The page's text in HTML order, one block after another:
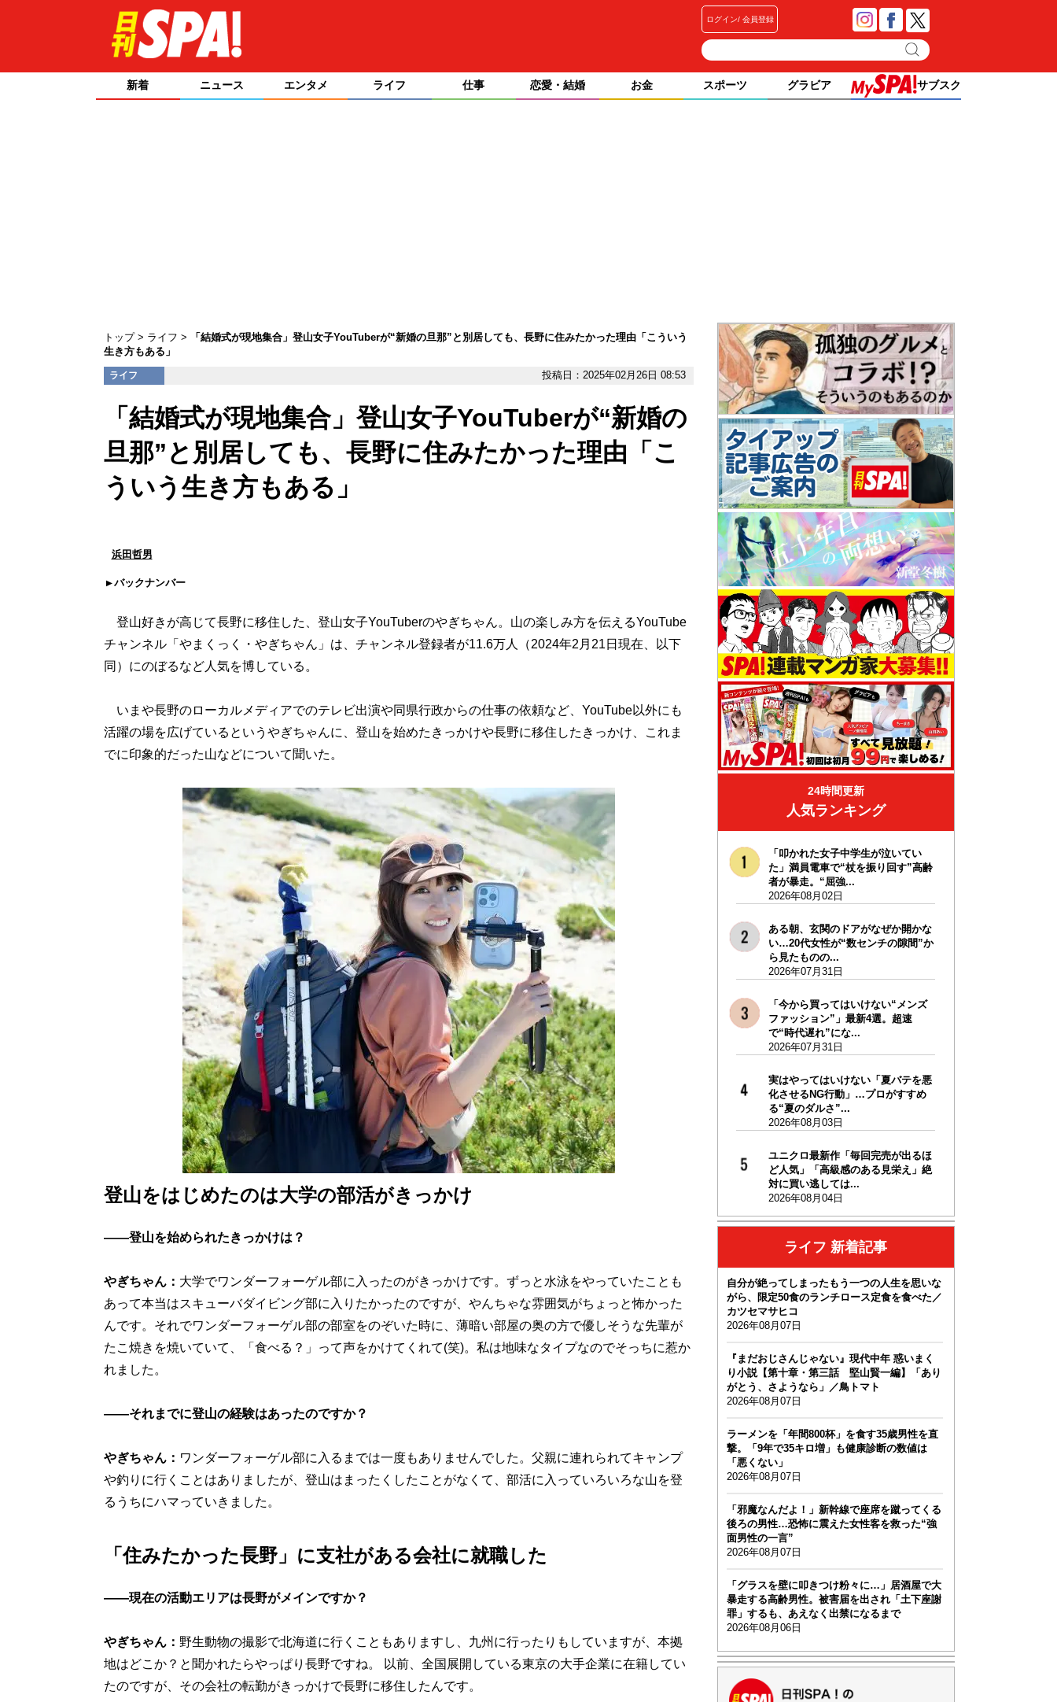
ログイン 会員登録
新着 ニュース エンタメ ライフ 仕事 恋愛・結婚 お金 スポーツ グラビア サブスク
トップ ライフ
「結婚式が現地集合」登山女子YouTuberが“新婚の旦那”と別居しても、長野に住みたかった理由「こういう
生き方もある」
ライフ 投稿日：2025年02月26日 08:53
「結婚式が現地集合」登山女子YouTuberが“新婚の
旦那”と別居しても、長野に住みたかった理由「こ
ういう生き方もある」
浜田哲男
バックナンバー
登山好きが高じて長野に移住した、登山女子YouTuberのやぎちゃん。山の楽しみ方を伝えるYouTube
チャンネル「やまくっく・やぎちゃん」は、チャンネル登録者が11.6万人（2024年2月21日現在、以下
同）にのぼるなど人気を博している。
いまや長野のローカルメディアでのテレビ出演や同県行政からの仕事の依頼など、YouTube以外にも
活躍の場を広げているというやぎちゃんに、登山を始めたきっかけや長野に移住したきっかけ、これま
でに印象的だった山などについて聞いた。
登山をはじめたのは大学の部活がきっかけ
――登山を始められたきっかけは？
やぎちゃん： 大学でワンダーフォーゲル部に入ったのがきっかけです。ずっと水泳をやっていたことも
あって本当はスキューバダイビング部に入りたかったのですが、やんちゃな雰囲気がちょっと怖かった
んです。それでワンダーフォーゲル部の部室をのぞいた時に、薄暗い部屋の奥の方で優しそうな先輩が
たこ焼きを焼いていて、「食べる？」って声をかけてくれて(笑)。私は地味なタイプなのでそっちに惹か
れました。
――それまでに登山の経験はあったのですか？
やぎちゃん： ワンダーフォーゲル部に入るまでは一度もありませんでした。父親に連れられてキャンプ
や釣りに行くことはありましたが、登山はまったくしたことがなくて、部活に入っていろいろな山を登
るうちにハマっていきました。
「住みたかった長野」に支社がある会社に就職した
――現在の活動エリアは長野がメインですか？
やぎちゃん： 野生動物の撮影で北海道に行くこともありますし、九州に行ったりもしていますが、本拠
地はどこか？と聞かれたらやっぱり長野ですね。 以前、全国展開している東京の大手企業に在籍してい
たのですが、その会社の転勤がきっかけで長野に移住したんです。
24時間更新
人気ランキング
「叩かれた女子中学生が泣いてい
た」満員電車で“杖を振り回す”高齢
者が暴走。“屈強...
2026年08月02日
ある朝、玄関のドアがなぜか開かな
い…20代女性が“数センチの隙間”か
ら見たものの...
2026年07月31日
「今から買ってはいけない“メンズ
ファッション”」最新4選。超速
で“時代遅れ”にな...
2026年07月31日
実はやってはいけない「夏バテを悪
化させるNG行動」…プロがすすめ
る“夏のダルさ”...
2026年08月03日
ユニクロ最新作「毎回完売が出るほ
ど人気」「高級感のある見栄え」絶
対に買い逃しては...
2026年08月04日
ライフ 新着記事
自分が絶ってしまったもう一つの人生を思いな
がら、限定50食のランチロース定食を食べた／
カツセマサヒコ
2026年08月07日
『まだおじさんじゃない』現代中年 惑いまく
り小説【第十章・第三話 堅山賢一編】「あり
がとう、さようなら」／鳥トマト
2026年08月07日
ラーメンを「年間800杯」を食す35歳男性を直
撃。「9年で35キロ増」も健康診断の数値は
「悪くない」
2026年08月07日
「邪魔なんだよ！」新幹線で座席を蹴ってくる
後ろの男性…恐怖に震えた女性客を救った“強
面男性の一言”
2026年08月07日
「グラスを壁に叩きつけ粉々に…」居酒屋で大
暴走する高齢男性。被害届を出され「土下座謝
罪」するも、あえなく出禁になるまで
2026年08月06日